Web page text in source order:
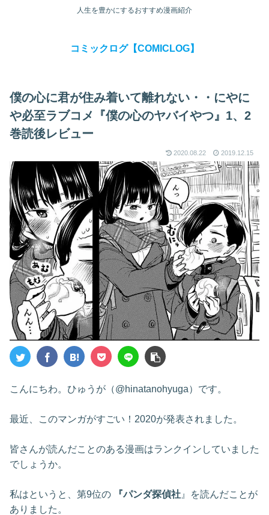
人生を豊かにするおすすめ漫画紹介
コミックログ【COMICLOG】
僕の心に君が住み着いて離れない・・にやに
や必至ラブコメ『僕の心のヤバイやつ』1、2
巻読後レビュー
2020.08.22 2019.12.15
こんにちわ。ひゅうが（@hinatanohyuga）です。
最近、このマンガがすごい！2020が発表されました。
皆さんが読んだことのある漫画はランクインしていました
でしょうか。
私はというと、第9位の 『パンダ探偵社 』を読んだことが
ありました。